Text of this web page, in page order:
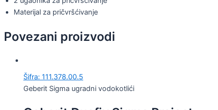
Materijal za pričvršćivanje
Povezani proizvodi
Šifra: 111.378.00.5
Geberit Sigma ugradni vodokotlići